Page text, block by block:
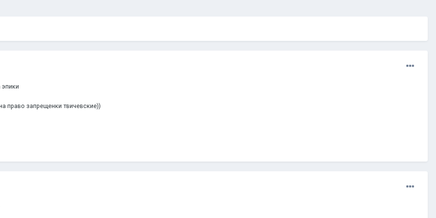
право запрещенки твичевские))